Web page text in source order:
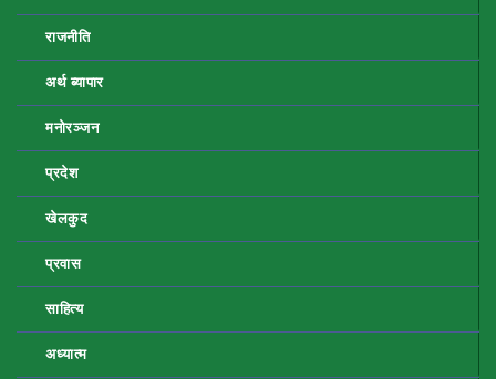
राजनीति
अर्थ ब्यापार
मनोरञ्जन
प्रदेश
खेलकुद
प्रवास
साहित्य
अध्यात्म